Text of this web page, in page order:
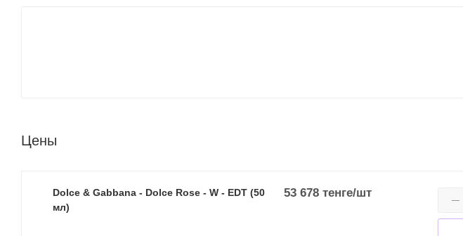
Цены
Dolce & Gabbana - Dolce Rose - W - EDT (50
мл)
53 678тенге/шт